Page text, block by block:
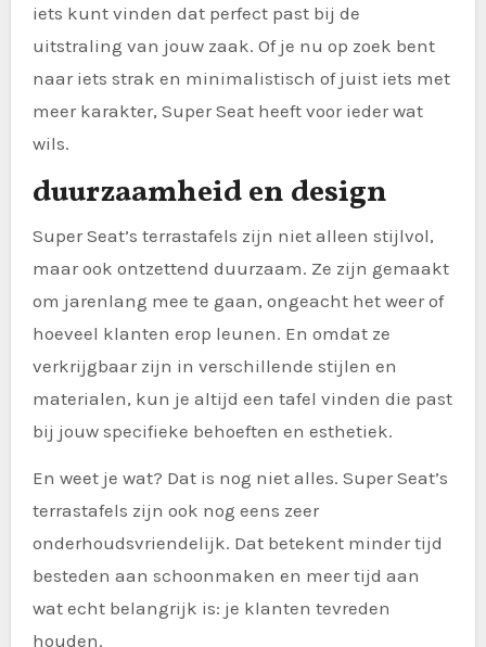
iets kunt vinden dat perfect past bij de
uitstraling van jouw zaak. Of je nu op zoek bent
naar iets strak en minimalistisch of juist iets met
meer karakter, Super Seat heeft voor ieder wat
wils.
duurzaamheid en design
Super Seat’s terrastafels zijn niet alleen stijlvol,
maar ook ontzettend duurzaam. Ze zijn gemaakt
om jarenlang mee te gaan, ongeacht het weer of
hoeveel klanten erop leunen. En omdat ze
verkrijgbaar zijn in verschillende stijlen en
materialen, kun je altijd een tafel vinden die past
bij jouw specifieke behoeften en esthetiek.
En weet je wat? Dat is nog niet alles. Super Seat’s
terrastafels zijn ook nog eens zeer
onderhoudsvriendelijk. Dat betekent minder tijd
besteden aan schoonmaken en meer tijd aan
wat echt belangrijk is: je klanten tevreden
houden.